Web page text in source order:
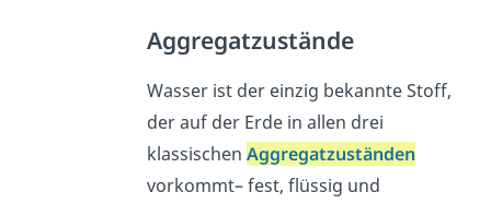
Aggregatzustände
Wasser ist der einzig bekannte Stoff,
der auf der Erde in allen drei
klassischenAggregatzuständen
vorkommt– fest, flüssig und